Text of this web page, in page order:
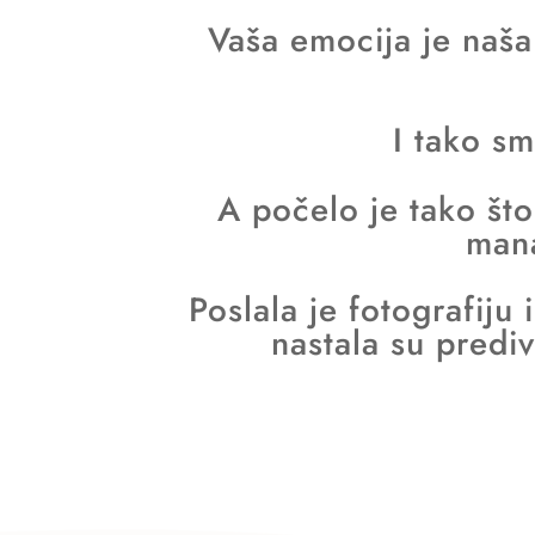
Vaša emocija je
I tako
A počelo je tako
Poslala je
nastala su